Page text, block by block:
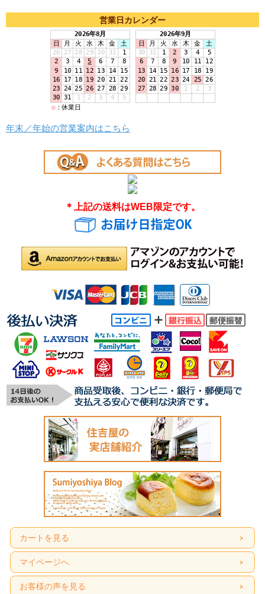
営業日カレンダー
年末／年始の営業案内はこちら
＊上記の送料はWEB限定です。
カートを見る
マイページへ
お客様の声を見る